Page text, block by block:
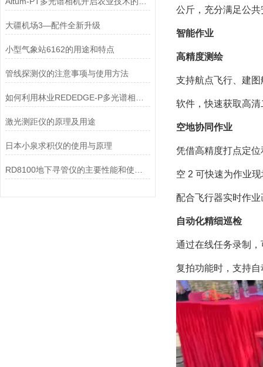
大疆机场3—配件全新升级
小型气象站6162的用途和特点
管线探测仪的注意事项与使用方法
激光测距仪的原理及用途
日本小泉求积仪的使用与原理
公斤，充分满足公
智能作业
高精度测绘
支持航点飞行、建
软件，快速获取高
空地协同作业
凭借高精度打点定
空 2 可快速为作业
配合飞行器实时作
自动化精细巡检
通过在线任务录制
复拍功能时，支持